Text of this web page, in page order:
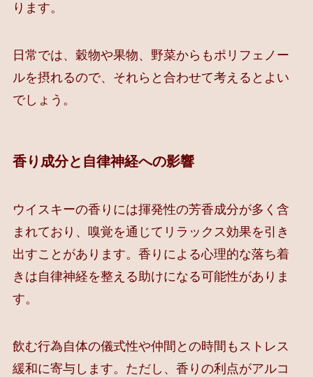
ります。
日常では、穀物や果物、野菜からもポリフェノー
ルを摂れるので、それらと合わせて考えるとよい
でしょう。
香り成分と自律神経への影響
ウイスキーの香りには揮発性の芳香成分が多く含
まれており、嗅覚を通じてリラックス効果を引き
出すことがあります。香りによる心理的な落ち着
きは自律神経を整える助けになる可能性がありま
す。
飲む行為自体の儀式性や仲間との時間もストレス
緩和に寄与します。ただし、香りの利点がアルコ